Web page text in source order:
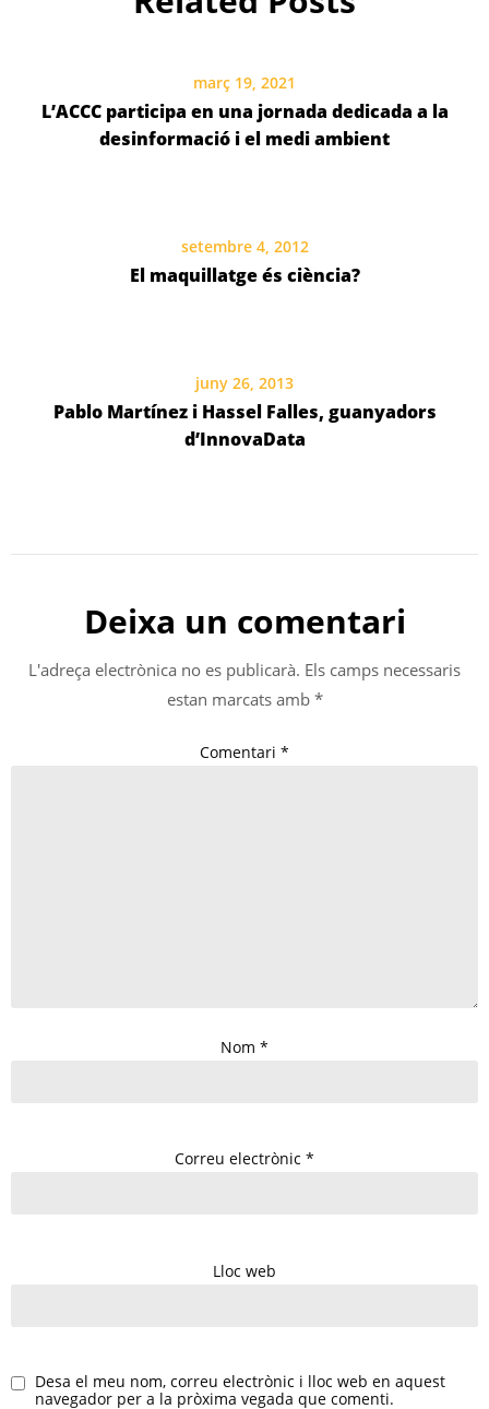
març 19, 2021
L’ACCC participa en una jornada dedicada a la
desinformació i el medi ambient
setembre 4, 2012
El maquillatge és ciència?
juny 26, 2013
Pablo Martínez i Hassel Falles, guanyadors
d’InnovaData
Deixa un comentari
L'adreça electrònica no es publicarà. Els camps necessaris
estan marcats amb *
Comentari *
Nom *
Correu electrònic *
Lloc web
Desa el meu nom, correu electrònic i lloc web en aquest
navegador per a la pròxima vegada que comenti.